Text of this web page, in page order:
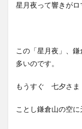
星月夜って響きが
この「星月夜」、
多いのです。
もうすぐ 七夕さ
ことし鎌倉山の空